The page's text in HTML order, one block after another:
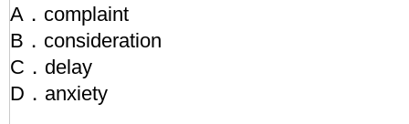
A．complaint
B．consideration
C．delay
D．anxiety